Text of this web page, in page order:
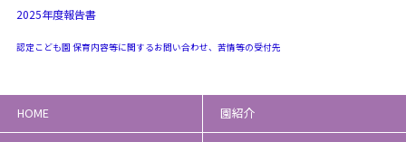
2025年度報告書
認定こども園 保育内容等に関するお問い合わせ、苦情等の受付先
HOME 園紹介